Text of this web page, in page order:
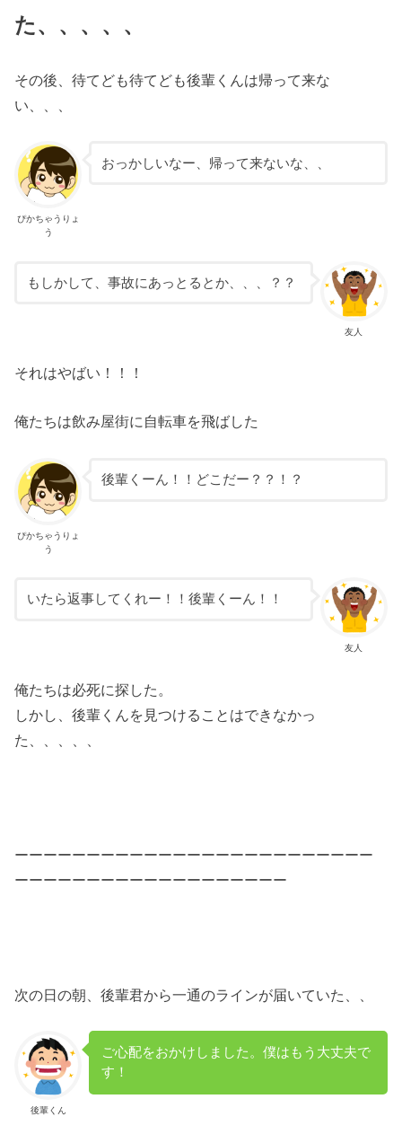
た、、、、、
その後、待てども待てども後輩くんは帰って来な
い、、、
ぴかちゃうりょ
う
おっかしいなー、帰って来ないな、、
友人
もしかして、事故にあっとるとか、、、？？
それはやばい！！！
俺たちは飲み屋街に自転車を飛ばした
ぴかちゃうりょ
う
後輩くーん！！どこだー？？！？
友人
いたら返事してくれー！！後輩くーん！！
俺たちは必死に探した。
しかし、後輩くんを見つけることはできなかっ
た、、、、、
ーーーーーーーーーーーーーーーーーーーーーーーーー
ーーーーーーーーーーーーーーーーーーー
次の日の朝、後輩君から一通のラインが届いていた、、
後輩くん
ご心配をおかけしました。僕はもう大丈夫で
す！